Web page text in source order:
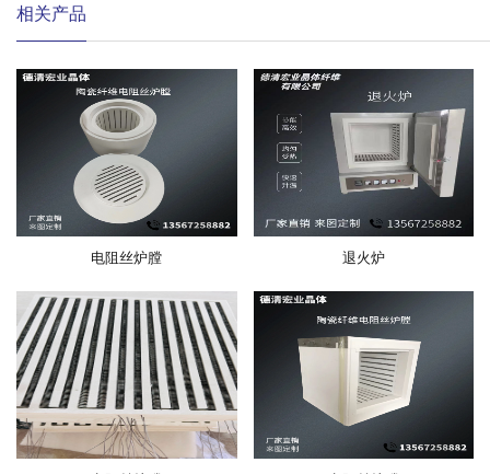
相关产品
电阻丝炉膛 退火炉